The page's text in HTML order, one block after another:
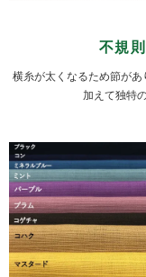
不規
横糸が太くなるため節が
加えて独特